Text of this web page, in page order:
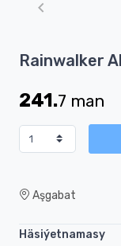
1
4
Rainwalker
241.7 man
Aşgabat
Häsiýetnamasy